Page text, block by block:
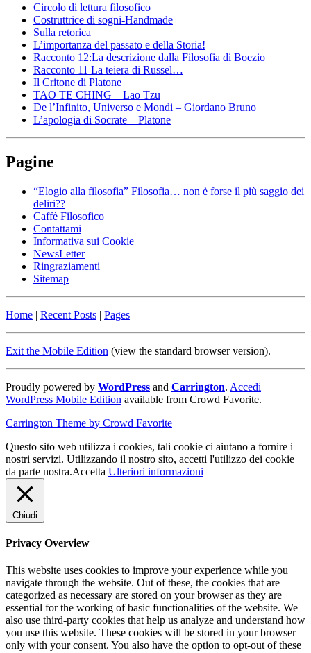
Circolo di lettura filosofico
Costruttrice di sogni-Handmade
Sulla retorica
L’importanza del passato e della Storia!
Racconto 12:La descrizione dalla Filosofia di Boezio
Racconto 11 La teiera di Russel…
Il Critone di Platone
TAO TE CHING – Lao Tzu
De l’Infinito, Universo e Mondi – Giordano Bruno
L’apologia di Socrate – Platone
Pagine
“Elogio alla filosofia” Filosofia… non è forse il più saggio dei
deliri??
Caffè Filosofico
Contattami
Informativa sui Cookie
NewsLetter
Ringraziamenti
Sitemap
Home | Recent Posts | Pages
Exit the Mobile Edition (view the standard browser version).
Proudly powered by WordPress and Carrington. Accedi
WordPress Mobile Edition available from Crowd Favorite.
Carrington Theme by Crowd Favorite
Questo sito web utilizza i cookies, tali cookie ci aiutano a fornire i
nostri servizi. Utilizzando il nostro sito, accetti l'utilizzo dei cookie
da parte nostra.Accetta Ulteriori informazioni
Chiudi
Privacy Overview
This website uses cookies to improve your experience while you
navigate through the website. Out of these, the cookies that are
categorized as necessary are stored on your browser as they are
essential for the working of basic functionalities of the website. We
also use third-party cookies that help us analyze and understand how
you use this website. These cookies will be stored in your browser
only with your consent. You also have the option to opt-out of these